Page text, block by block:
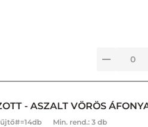
- ASZALT VÖRÖS
Min. rend.: 3 db